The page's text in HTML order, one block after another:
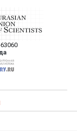
—
в
журнале
научных статей в